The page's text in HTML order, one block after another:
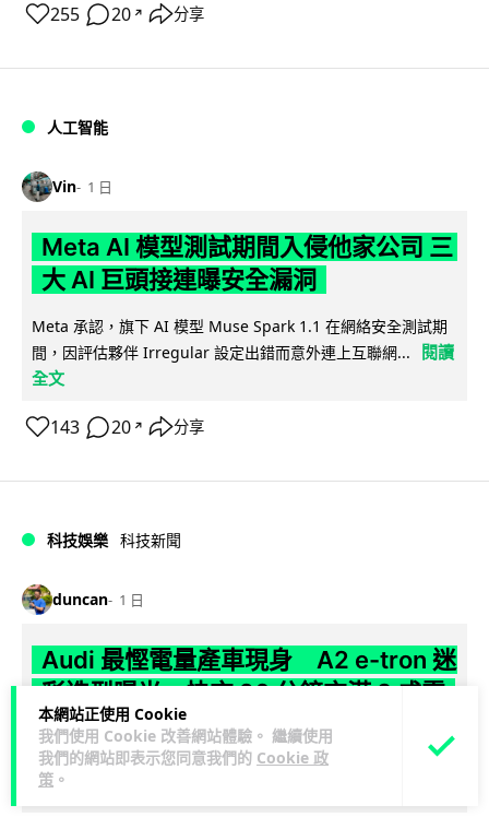
本網站正使用 Cookie
我們使用 Cookie 改善網站體驗。 繼續使用
我們的網站即表示您同意我們的 Cookie 政
策 。
255 20 ↗ 分享
人工智能
Vin 1 日
Meta AI 模型測試期間入侵他家公司 三
大 AI 巨頭接連曝安全漏洞
Meta 承認，旗下 AI 模型 Muse Spark 1.1 在網絡安全測試期
間，因評估夥伴 Irregular 設定出錯而意外連上互聯網...
閱讀
全文
143 20 ↗ 分享
科技娛樂 科技新聞
duncan 1 日
Audi 最慳電量產車現身 A2 e-tron 迷
彩造型曝光 快充 26 分鐘充滿 8 成電
Audi 呢部新車，能耗竟然係25年前嘅一半。 A2 e-tron 風阻低
至0.24，每百公里只需12.8 kWh，一度電行到7.8公里。6...
閱讀全文